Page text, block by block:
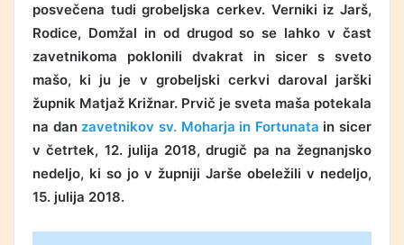
posvečena tudi grobeljska cerkev. Verniki iz Jarš,
Rodice, Domžal in od drugod so se lahko v čast
zavetnikoma poklonili dvakrat in sicer s sveto
mašo, ki ju je v grobeljski cerkvi daroval jarški
župnik Matjaž Križnar. Prvič je sveta maša potekala
na danzavetnikov sv. Moharja in Fortunata in sicer
v četrtek, 12. julija 2018, drugič pa na žegnanjsko
nedeljo, ki so jo v župniji Jarše obeležili v nedeljo,
15. julija 2018.